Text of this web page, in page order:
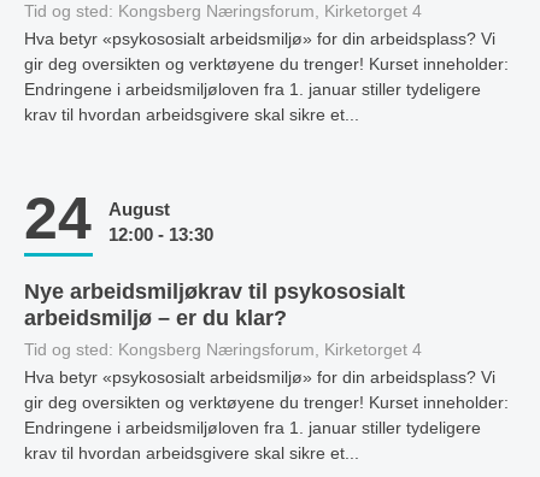
Tid og sted: Kongsberg Næringsforum, Kirketorget 4
Hva betyr «psykososialt arbeidsmiljø» for din arbeidsplass? Vi
gir deg oversikten og verktøyene du trenger! Kurset inneholder:
Endringene i arbeidsmiljøloven fra 1. januar stiller tydeligere
krav til hvordan arbeidsgivere skal sikre et...
24
August
12:00 - 13:30
Nye arbeidsmiljøkrav til psykososialt
arbeidsmiljø – er du klar?
Tid og sted: Kongsberg Næringsforum, Kirketorget 4
Hva betyr «psykososialt arbeidsmiljø» for din arbeidsplass? Vi
gir deg oversikten og verktøyene du trenger! Kurset inneholder:
Endringene i arbeidsmiljøloven fra 1. januar stiller tydeligere
krav til hvordan arbeidsgivere skal sikre et...